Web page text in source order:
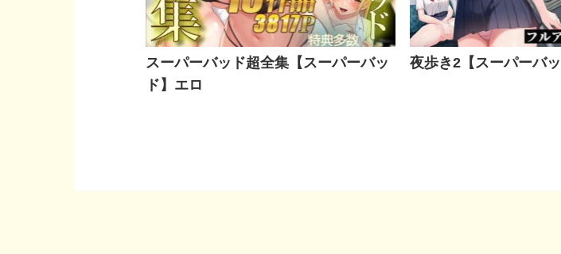
スーパーバッド超全集【スーパーバッ
ド】エロ
夜歩き2【スーパーバ